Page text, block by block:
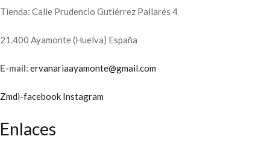
Tienda: Calle Prudencio Gutiérrez Pallarés 4
21.400 Ayamonte (Huelva) España
E-mail: ervanariaayamonte@gmail.com
Zmdi-facebook Instagram
Enlaces